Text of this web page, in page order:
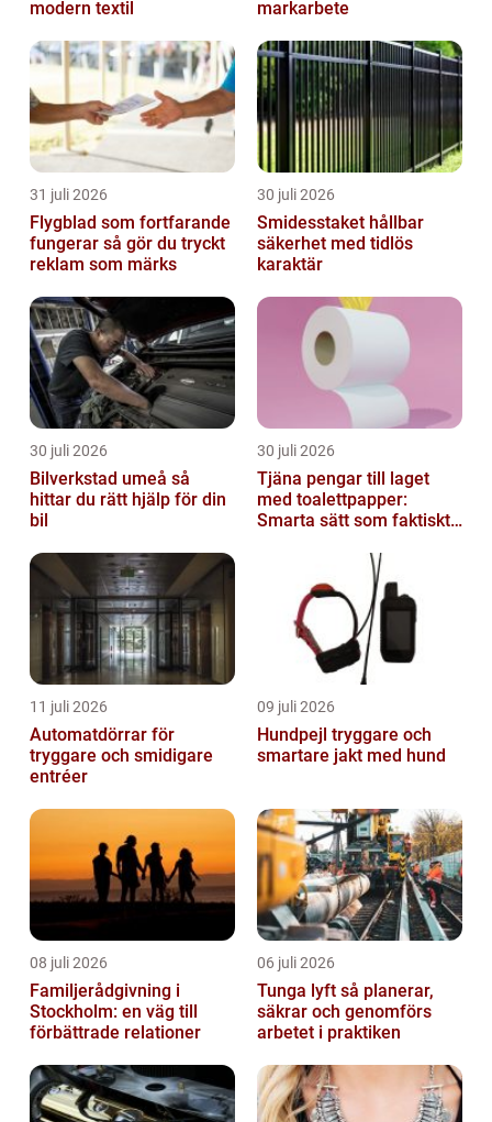
modern textil markarbete
31 juli 2026
Flygblad som fortfarande
fungerar så gör du tryckt
reklam som märks
30 juli 2026
Smidesstaket hållbar
säkerhet med tidlös
karaktär
30 juli 2026
Bilverkstad umeå så
hittar du rätt hjälp för din
bil
30 juli 2026
Tjäna pengar till laget
med toalettpapper:
Smarta sätt som faktiskt
11 juli 2026
Automatdörrar för
tryggare och smidigare
entréer
09 juli 2026
Hundpejl tryggare och
smartare jakt med hund
08 juli 2026
Familjerådgivning i
Stockholm: en väg till
förbättrade relationer
06 juli 2026
Tunga lyft så planerar,
säkrar och genomförs
arbetet i praktiken